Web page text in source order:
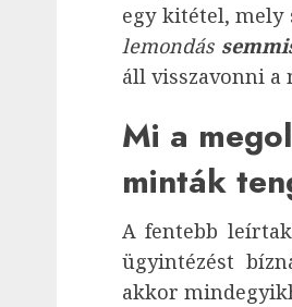
egy kitétel, mely
lemondás
áll visszavonni a
Mi a
minták
A fentebb
ügyintézést
akkor